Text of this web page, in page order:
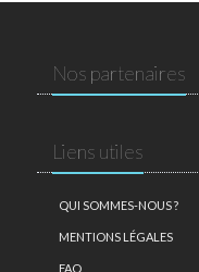
Nos partenaires
Liens utiles
QUI SOMMES-NOUS ?
MENTIONS LÉGALES
FAQ